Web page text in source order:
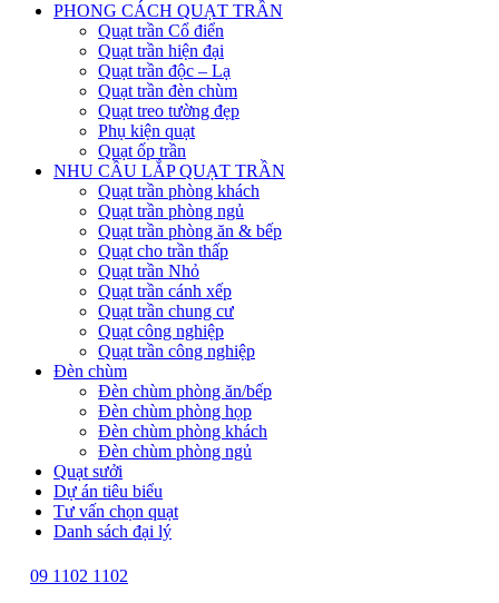
PHONG CÁCH QUẠT TRẦN
Quạt trần Cổ điển
Quạt trần hiện đại
Quạt trần độc – Lạ
Quạt trần đèn chùm
Quạt treo tường đẹp
Phụ kiện quạt
Quạt ốp trần
NHU CẦU LẮP QUẠT TRẦN
Quạt trần phòng khách
Quạt trần phòng ngủ
Quạt trần phòng ăn & bếp
Quạt cho trần thấp
Quạt trần Nhỏ
Quạt trần cánh xếp
Quạt trần chung cư
Quạt công nghiệp
Quạt trần công nghiệp
Đèn chùm
Đèn chùm phòng ăn/bếp
Đèn chùm phòng họp
Đèn chùm phòng khách
Đèn chùm phòng ngủ
Quạt sưởi
Dự án tiêu biểu
Tư vấn chọn quạt
Danh sách đại lý
09 1102 1102